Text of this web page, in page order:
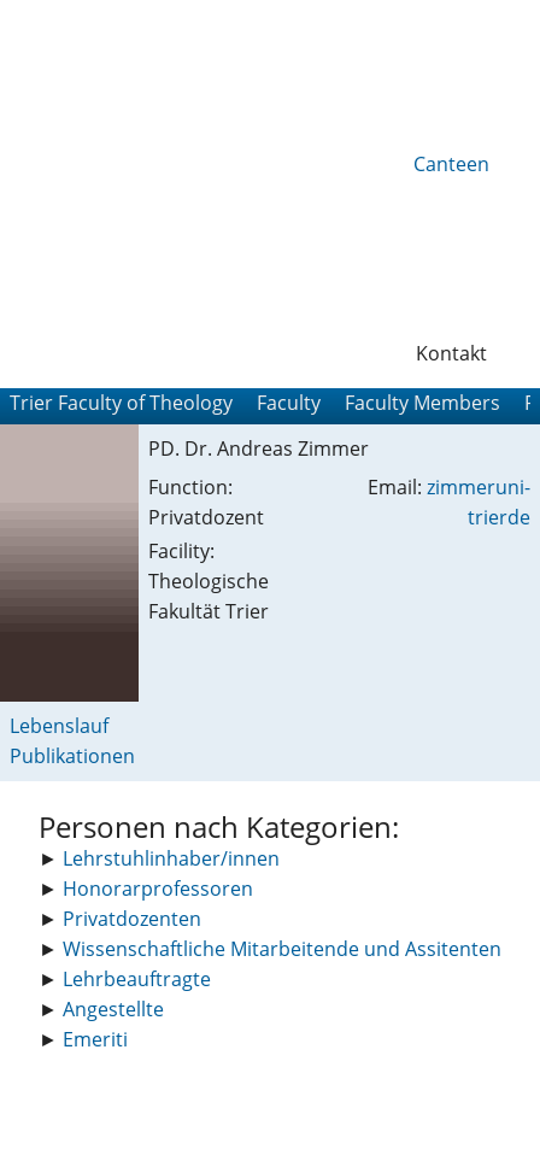
Canteen
Kontakt
Trier Faculty of Theology
Faculty Faculty Members
PD. Dr. Andreas Zimmer
Function:
Privatdozent
Facility:
Theologische
Fakultät Trier
Email: zimmeruni-
trierde
Lebenslauf
Publikationen
Personen nach Kategorien:
► Lehrstuhlinhaber/innen
► Honorarprofessoren
► Privatdozenten
► Wissenschaftliche Mitarbeitende und Assitenten
► Lehrbeauftragte
► Angestellte
► Emeriti